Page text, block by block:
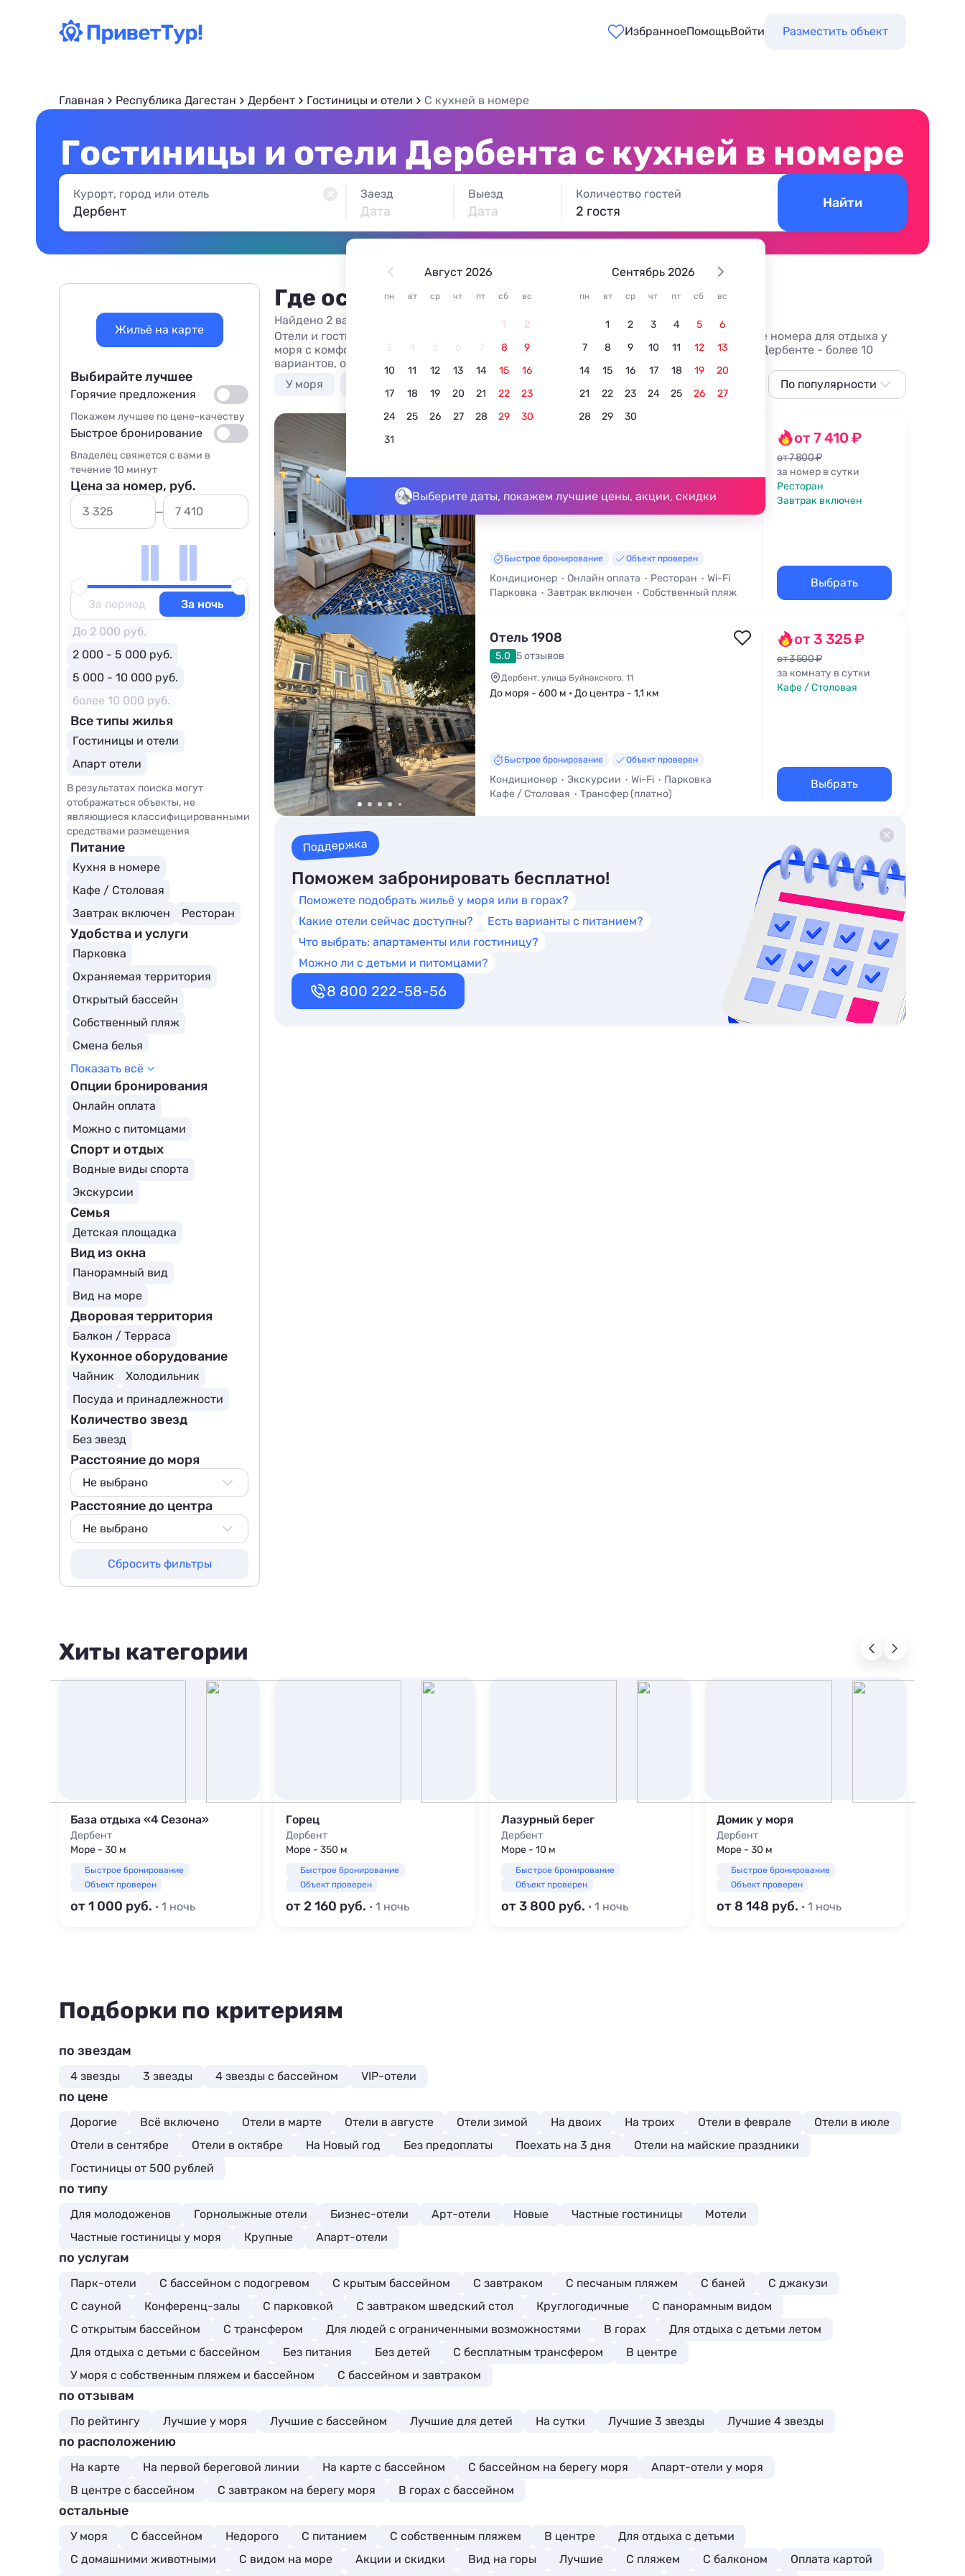
ИзбранноеПомощьВойти Разместить объект
Главная Республика Дагестан Дербент Гостиницы и отели C кухней в номере
Гостиницы и отели Дербента с кухней в номере
Курорт, город или отель Заезд
Дата
Выезд
Дата
Август 2026
пн вт ср чт пт сб вс
1
2
3
4 5 6 7 8
9
10
11 12 13 14 15
16
17
18 19 20 21 22
23
24
25 26 27 28 29
30
31
Сентябрь 2026
пн вт ср чт пт сб вс
1 2 3 4 5
6
7
8 9 10 11 12
13
14
15 16 17 18 19
20
21
22 23 24 25 26
27
28
29 30
Выберите даты, покажем лучшие цены, акции, скидки
Количество гостей
2 гостя
Найти
Где остановиться в Дербенте
Найдено 2 варианта жилья из 2
Отели и гостиницы Дербента с кухней в номере: отзывы, цены 2026 и фото, бронируйте номера для отдыха у
моря с комфортом, без посредников на сайте. Гостиницы и отели с кухней в номере в Дербенте - более 10
вариантов, от 3325 руб, номера с кухней в номере, завтрак включен и сменой белья.
У моря
В центре Для отдыха с
По популярности
Сначала дешевле
Сначала дороже
Ближе к морю
Ближе к центру
Быстрое бронирование Объект проверен
Кондиционер Онлайн оплата Ресторан
Wi-Fi
Парковка
Завтрак включен Собственный пляж
от 7 410 ₽
от 7 800 ₽
за номер в сутки
Ресторан
Завтрак включен
Выбрать
Отель 1908
5.0 5 отзывов
Дербент, улица Буйнакского, 11
До моря - 600 м • До центра - 1,1 км
Быстрое бронирование Объект проверен
Кондиционер Экскурсии Wi-Fi
Парковка
Кафе / Столовая
Трансфер (платно)
от 3 325 ₽
от 3 500 ₽
за комнату в сутки
Кафе / Столовая
Выбрать
Поддержка
Поможем забронировать бесплатно!
Поможете подобрать жильё у моря или в горах?
Какие отели сейчас доступны?
Есть варианты с питанием?
Что выбрать: апартаменты или гостиницу?
Можно ли с детьми и питомцами?
8 800 222-58-56
Жильё на карте
Выбирайте лучшее
Горячие предложения
Покажем лучшее по цене-качеству
Быстрое бронирование
Владелец свяжется с вами в
течение 10 минут
Цена за номер, руб.
За период
За ночь
До 2 000 руб.
2 000 - 5 000 руб.
5 000 - 10 000 руб.
более 10 000 руб.
Все типы жилья
Гостиницы и отели
Апарт отели
В результатах поиска могут
отображаться объекты, не
являющиеся классифицированными
средствами размещения
Питание
Кухня в номере
Кафе / Столовая
Завтрак включен
Ресторан
Удобства и услуги
Парковка
Охраняемая территория
Открытый бассейн
Собственный пляж
Смена белья
Трансфер (платно)
Показать всё
Опции бронирования
Онлайн оплата
Можно с питомцами
Спорт и отдых
Водные виды спорта
Экскурсии
Семья
Детская площадка
Вид из окна
Панорамный вид
Вид на море
Дворовая территория
Балкон / Терраса
Кухонное оборудование
Чайник
Холодильник
Посуда и принадлежности
Количество звезд
Без звезд
Расстояние до моря
Не выбрано
Не выбрано
50 м
200 м
500 м
1500 м
Расстояние до центра
Не выбрано
Сбросить фильтры
Хиты категории
База отдыха «4 Сезона»
Дербент
Море - 30 м
Быстрое бронирование
Объект проверен
от 1 000 · 1 ночь
Горец
Дербент
Море - 350 м
Быстрое бронирование
Объект проверен
от 2 160 · 1 ночь
Лазурный берег
Дербент
Море - 10 м
Быстрое бронирование
Объект проверен
от 3 800 · 1 ночь
Домик у моря
Дербент
Море - 30 м
Быстрое бронирование
Объект проверен
от 8 148 · 1 ночь
Подборки по критериям
по звездам
4 звезды 3 звезды 4 звезды с бассейном VIP-отели
по цене
Дорогие Всё включено Отели в марте Отели в августе Отели зимой На двоих На троих Отели в феврале
Отели в июле
Отели в сентябре
Отели в октябре На Новый год Без предоплаты Поехать на 3 дня
Отели на майские праздники
Гостиницы от 500 рублей
по типу
Для молодоженов Горнолыжные отели Бизнес-отели Арт-отели Новые Частные гостиницы
Мотели
Частные гостиницы у моря
Крупные Апарт-отели
по услугам
Парк-отели С бассейном с подогревом С крытым бассейном С завтраком С песчаным пляжем С баней
С джакузи
С сауной
Конференц-залы С парковкой С завтраком шведский стол Круглогодичные
С панорамным видом
С открытым бассейном
С трансфером Для людей с ограниченными возможностями В горах
Для отдыха с детьми летом
Для отдыха с детьми с бассейном
Без питания Без детей С бесплатным трансфером
В центре
У моря с собственным пляжем и бассейном
С бассейном и завтраком
по отзывам
По рейтингу Лучшие у моря Лучшие с бассейном Лучшие для детей На сутки Лучшие 3 звезды Лучшие 4 звезды
по расположению
На карте На первой береговой линии На карте с бассейном С бассейном на берегу моря
Апарт-отели у моря
В центре с бассейном
С завтраком на берегу моря В горах с бассейном
остальные
У моря С бассейном Недорого С питанием С собственным пляжем В центре
Для отдыха с детьми
С домашними животными
С видом на море Акции и скидки Вид на горы Лучшие С пляжем С балконом
Оплата картой